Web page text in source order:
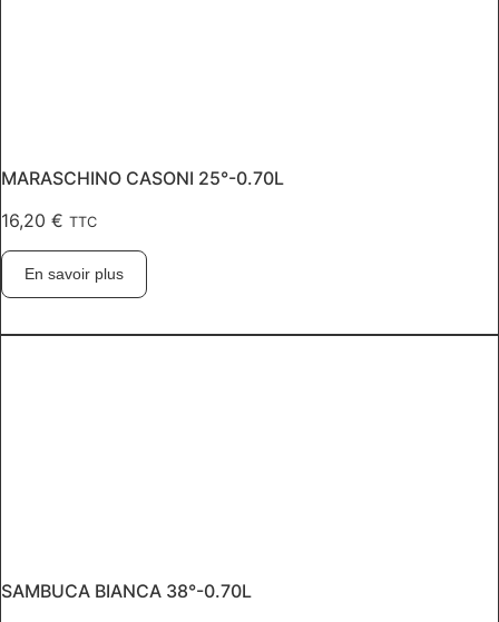
MARASCHINO CASONI 25°-0.70L
16,20 € TTC
En savoir plus
SAMBUCA BIANCA 38°-0.70L